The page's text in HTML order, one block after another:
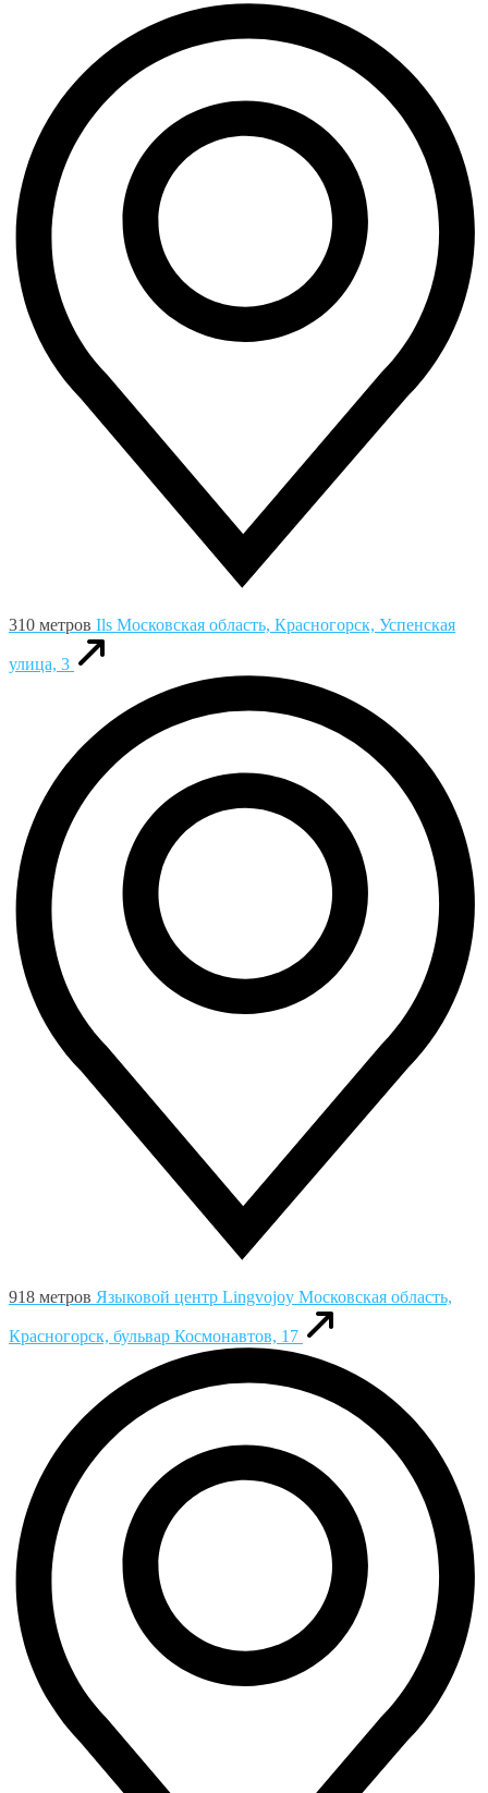
310 метров Ils Московская область, Красногорск, Успенская
улица, 3
918 метров Языковой центр Lingvojoy Московская область,
Красногорск, бульвар Космонавтов, 17